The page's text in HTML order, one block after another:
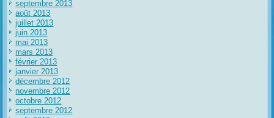
septembre 2013
août 2013
juillet 2013
juin 2013
mai 2013
mars 2013
février 2013
janvier 2013
décembre 2012
novembre 2012
octobre 2012
septembre 2012